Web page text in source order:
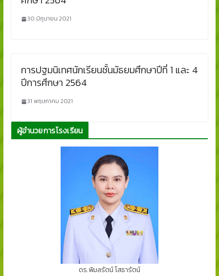
30 มิถุนายน 2021
การปฐมนิเทศนักเรียนชั้นมัธยมศึกษาปีที่ 1 และ 4
ปีการศึกษา 2564
31 พฤษภาคม 2021
ผู้อำนวยการโรงเรียน
ดร.พิมลรัตน์ โสธารัตน์